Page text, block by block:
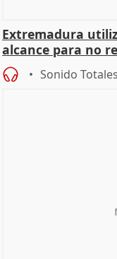
Extremadura
alcance para no
Sonido Totales